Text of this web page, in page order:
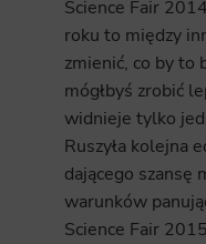
for displaying personalized
criteria. Also, third-party files that,
Science Fair
roku to między
zmienić, co by to
mógłbyś zrobić
widnieje tylko
Ruszyła kolejna
dającego szansę
warunków
Science Fair